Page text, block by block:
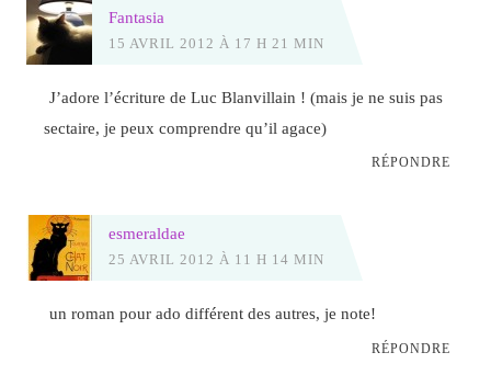
Fantasia
15 AVRIL 2012 À 17 H 21 MIN
J’adore l’écriture de Luc Blanvillain ! (mais je ne suis pas
sectaire, je peux comprendre qu’il agace)
RÉPONDRE
esmeraldae
25 AVRIL 2012 À 11 H 14 MIN
un roman pour ado différent des autres, je note!
RÉPONDRE